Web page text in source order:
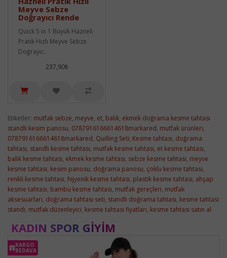
Meyve Sebze
Doğrayıcı Rende
Quick 5 in 1 Büyük Hazneli
Pratik Hızlı Meyve Sebze
Doğrayıc..
237,90₺
Etiketler: mutfak sebze, meyve, et, balık, ekmek doğrama kesme tahtası
standlı kesim panosu, 0787916166614618markared, mutfak ürünleri,
0787916166614618markared, Quilling Seti, Kesme tahtası, doğrama
tahtası, standlı kesme tahtası, mutfak kesme tahtası, et kesme tahtası,
balık kesme tahtası, ekmek kesme tahtası, sebze kesme tahtası, meyve
kesme tahtası, kesim panosu, doğrama panosu, çoklu kesme tahtası,
renkli kesme tahtası, hijyenik kesme tahtası, plastik kesme tahtası, ahşap
kesme tahtası, bambu kesme tahtası, mutfak gereçleri, mutfak
aksesuarları, doğrama tahtası seti, standlı doğrama tahtası, kesme tahtası
standı, mutfak düzenleyici, kesme tahtası fiyatları, kesme tahtası satın al
KADIN SPOR GIYIM
KARGO
BEDAVA